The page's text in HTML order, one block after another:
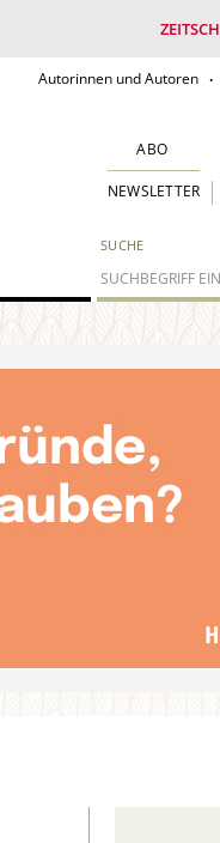
Autorinnen und Autoren
SUCHE
ABO
NEWSLETTER